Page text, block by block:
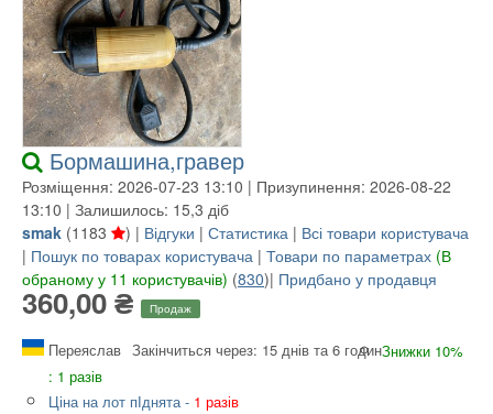
Бормашина,гравер
Розміщення: 2026-07-23 13:10 | Призупинення: 2026-08-22
13:10 | Залишилось: 15,3 діб
smak (1183 ) | Відгуки | Статистика | Всі товари користувача
| Пошук по товарах користувача | Товари по параметрах (В
обраному у 11 користувачів) (830)| Придбано у продавця
360,00 ₴ Продаж
Переяслав Закінчиться через: 15 днів та 6 годинЗнижки 10%
: 1 разів
Ціна на лот пІднята - 1 разів